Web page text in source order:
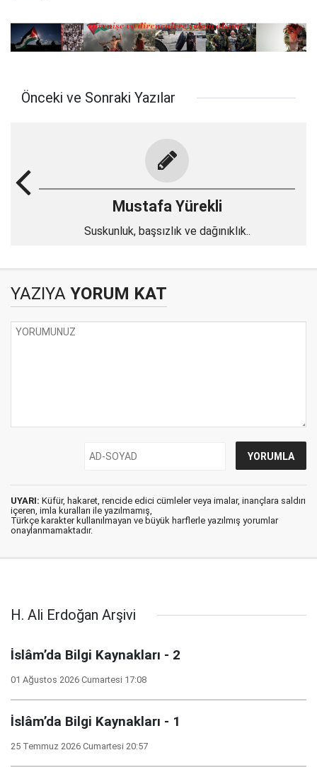
Önceki ve Sonraki Yazılar
Mustafa Yürekli
Suskunluk, başsızlık ve dağınıklık..
YAZIYA YORUM KAT
UYARI: Küfür, hakaret, rencide edici cümleler veya imalar, inançlara saldırı
içeren, imla kuralları ile yazılmamış,
Türkçe karakter kullanılmayan ve büyük harflerle yazılmış yorumlar
onaylanmamaktadır.
H. Ali Erdoğan Arşivi
İslâm’da Bilgi Kaynakları - 2
01 Ağustos 2026 Cumartesi 17:08
İslâm’da Bilgi Kaynakları - 1
25 Temmuz 2026 Cumartesi 20:57